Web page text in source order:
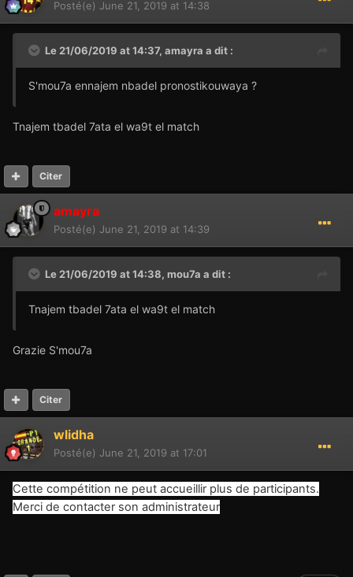
Posté(e) June 21, 2019 at 14:38
Le 21/06/2019 at 14:37, amayra a dit :
S'mou7a ennajem nbadel pronostikouwaya ?
Tnajem tbadel 7ata el wa9t el match
Citer
amayra
Posté(e) June 21, 2019 at 14:39
Le 21/06/2019 at 14:38, mou7a a dit :
Tnajem tbadel 7ata el wa9t el match
Grazie S'mou7a
Citer
wlidha
Posté(e) June 21, 2019 at 17:01
Cette compétition ne peut accueillir plus de participants.
Merci de contacter son administrateur